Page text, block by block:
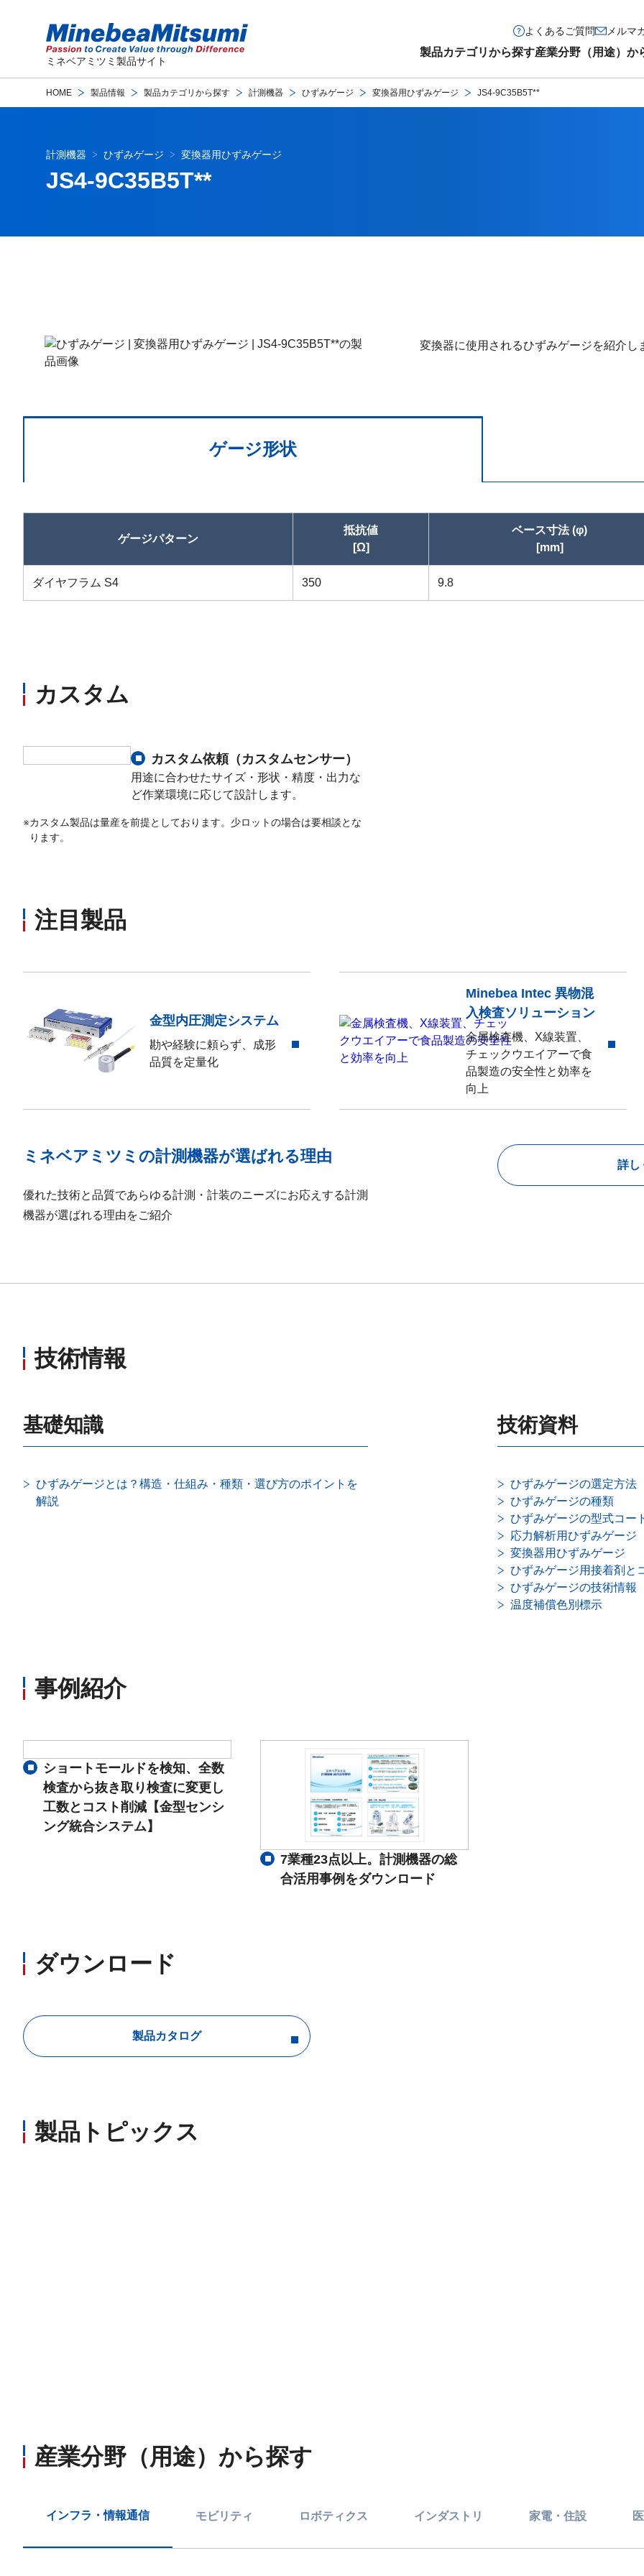
ミネベアミツミ製品サイト
製品カテゴリから探す産業分野（用途）か
よくあるご質問 メルマ
HOME 製品情報 製品カテゴリから探す 計測機器 ひずみゲージ 変換器用ひずみゲージ JS4-9C35B5T**
計測機器 ひずみゲージ 変換器用ひずみゲージ
JS4-9C35B5T**
変換器に使用されるひずみゲージを紹介し
ゲージ形状
ゲージパターン
抵抗値
[Ω]
ベース寸法 (φ)
[mm]
ダイヤフラム S4 350 9.8
カスタム
カスタム依頼（カスタムセンサー）
用途に合わせたサイズ・形状・精度・出力な
ど作業環境に応じて設計します。
※カスタム製品は量産を前提としております。少ロットの場合は要相談とな
ります。
注目製品
金型内圧測定システム
勘や経験に頼らず、成形
品質を定量化
Minebea Intec 異物混
入検査ソリューション
金属検査機、X線装置、
チェックウエイアーで食
品製造の安全性と効率を
向上
ミネベアミツミの計測機器が選ばれる理由
優れた技術と品質であらゆる計測・計装のニーズにお応えする計測
機器が選ばれる理由をご紹介
詳し
技術情報
基礎知識
ひずみゲージとは？構造・仕組み・種類・選び方のポイントを
解説
技術資料
ひずみゲージの選定方法
ひずみゲージの種類
ひずみゲージの型式コー
応力解析用ひずみゲージ
変換器用ひずみゲージ
ひずみゲージ用接着剤と
ひずみゲージの技術情報
温度補償色別標示
事例紹介
ショートモールドを検知、全数
検査から抜き取り検査に変更し
工数とコスト削減【金型センシ
ング統合システム】
7業種23点以上。計測機器の総
合活用事例をダウンロード
ダウンロード
製品カタログ
製品トピックス
産業分野（用途）から探す
インフラ・情報通信 モビリティ ロボティクス インダストリ 家電・住設